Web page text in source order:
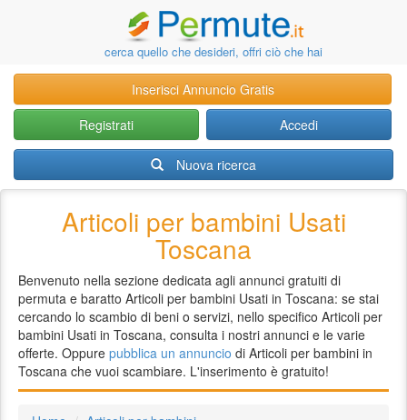
cerca quello che desideri, offri ciò che hai
Inserisci Annuncio Gratis
Registrati
Accedi
Nuova ricerca
Articoli per bambini Usati
Toscana
Benvenuto nella sezione dedicata agli annunci gratuiti di
permuta e baratto Articoli per bambini Usati in Toscana: se stai
cercando lo scambio di beni o servizi, nello specifico Articoli per
bambini Usati in Toscana, consulta i nostri annunci e le varie
offerte. Oppure pubblica un annuncio di Articoli per bambini in
Toscana che vuoi scambiare. L'inserimento è gratuito!